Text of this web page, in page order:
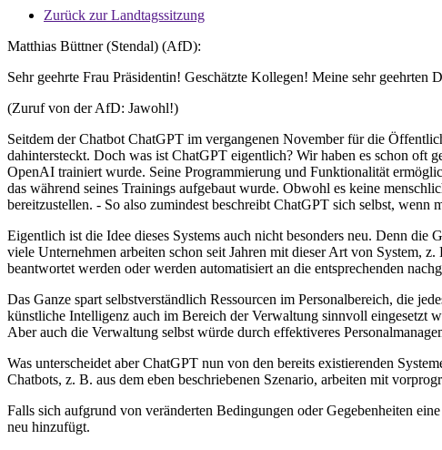
Zurück zur Landtagssitzung
Matthias Büttner (Stendal) (AfD):
Sehr geehrte Frau Präsidentin! Geschätzte Kollegen! Meine sehr
(Zuruf von der AfD: Jawohl!)
Seitdem der Chatbot ChatGPT im vergangenen November für die
dahintersteckt. Doch was ist ChatGPT eigentlich? Wir haben es schon oft
OpenAI trainiert wurde. Seine Programmierung und Funktionalität
das während seines Trainings aufgebaut wurde. Obwohl es keine
bereitzustellen. - So also zumindest beschreibt ChatGPT sich selbst, wenn
Eigentlich ist die Idee dieses Systems auch nicht besonders neu. Denn
viele Unternehmen arbeiten schon seit Jahren mit dieser Art von System,
beantwortet werden oder werden automatisiert an die entsprechenden
Das Ganze spart selbstverständlich Ressourcen im Personalbereich, die
künstliche Intelligenz auch im Bereich der Verwaltung sinnvoll eingesetzt
Aber auch die Verwaltung selbst würde durch effektiveres
Was unterscheidet aber ChatGPT nun von den bereits existierenden
Chatbots, z. B. aus dem eben beschriebenen Szenario, arbeiten mit
Falls sich aufgrund von veränderten Bedingungen oder Gegebenheiten
neu hinzufügt.